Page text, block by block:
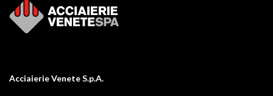
Acciaierie Venete S.p.A.